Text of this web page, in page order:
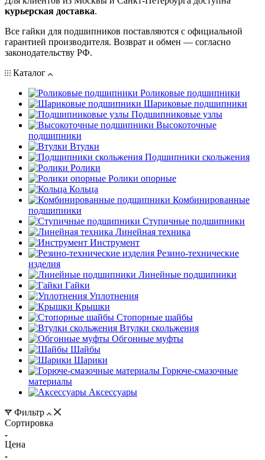
курьерская доставка.
Все гайки для подшипников поставляются с официальной
гарантией производителя. Возврат и обмен — согласно
законодательству РФ.
Каталог
Роликовые подшипники
Шариковые подшипники
Подшипниковые узлы
Высокоточные
подшипники
Втулки
Подшипники скольжения
Ролики
Ролики опорные
Кольца
Комбинированные
подшипники
Ступичные подшипники
Линейная техника
Инструмент
Резино-технические
изделия
Линейные подшипники
Гайки
Уплотнения
Крышки
Стопорные шайбы
Втулки скольжения
Обгонные муфты
Шайбы
Шарики
Горюче-смазочные
материалы
Аксессуары
Фильтр
Сортировка
Цена